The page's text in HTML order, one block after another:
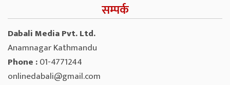
सम्पर्क
Dabali Media Pvt. Ltd.
Anamnagar Kathmandu
Phone :01-4771244
onlinedabali@gmail.com